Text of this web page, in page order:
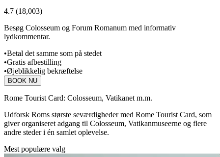
4.7 (18,003)
Besøg Colosseum og Forum Romanum med informativ
lydkommentar.
•Betal det samme som på stedet
•Gratis afbestilling
•Øjeblikkelig bekræftelse
BOOK NU
Rome Tourist Card: Colosseum, Vatikanet m.m.
Udforsk Roms største seværdigheder med Rome Tourist Card, som
giver organiseret adgang til Colosseum, Vatikanmuseerne og flere
andre steder i én samlet oplevelse.
Mest populære valg